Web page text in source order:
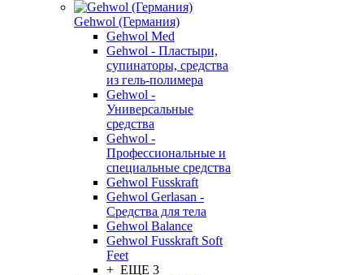
Gehwol (Германия)
Gehwol Med
Gehwol - Пластыри,
супинаторы, средства
из гель-полимера
Gehwol -
Универсальные
средства
Gehwol -
Профессиональные и
специальные средства
Gehwol Fusskraft
Gehwol Gerlasan -
Средства для тела
Gehwol Balance
Gehwol Fusskraft Soft
Feet
+ ЕЩЕ 3